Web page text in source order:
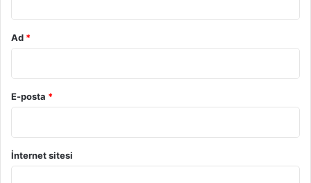
Ad *
E-posta *
İnternet sitesi